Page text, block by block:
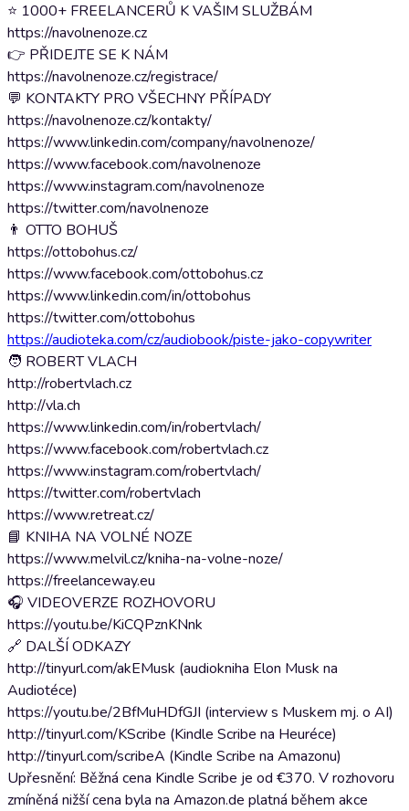
⭐ 1000+ FREELANCERŮ K VAŠIM SLUŽBÁM
https://navolnenoze.cz
👉 PŘIDEJTE SE K NÁM
https://navolnenoze.cz/registrace/
💬 KONTAKTY PRO VŠECHNY PŘÍPADY
https://navolnenoze.cz/kontakty/
https://www.linkedin.com/company/navolnenoze/
https://www.facebook.com/navolnenoze
https://www.instagram.com/navolnenoze
https://twitter.com/navolnenoze
👨 OTTO BOHUŠ
https://ottobohus.cz/
https://www.facebook.com/ottobohus.cz
https://www.linkedin.com/in/ottobohus
https://twitter.com/ottobohus
https://audioteka.com/cz/audiobook/piste-jako-copywriter
🧑 ROBERT VLACH
http://robertvlach.cz
http://vla.ch
https://www.linkedin.com/in/robertvlach/
https://www.facebook.com/robertvlach.cz
https://www.instagram.com/robertvlach/
https://twitter.com/robertvlach
https://www.retreat.cz/
📘 KNIHA NA VOLNÉ NOZE
https://www.melvil.cz/kniha-na-volne-noze/
https://freelanceway.eu
🎧 VIDEOVERZE ROZHOVORU
https://youtu.be/KiCQPznKNnk
🔗 DALŠÍ ODKAZY
http://tinyurl.com/akEMusk (audiokniha Elon Musk na
Audiotéce)
https://youtu.be/2BfMuHDfGJI (interview s Muskem mj. o AI)
http://tinyurl.com/KScribe (Kindle Scribe na Heuréce)
http://tinyurl.com/scribeA (Kindle Scribe na Amazonu)
Upřesnění: Běžná cena Kindle Scribe je od €370. V rozhovoru
zmíněná nižší cena byla na Amazon.de platná během akce